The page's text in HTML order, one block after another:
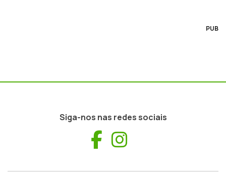
PUB
Siga-nos nas redes sociais
Facebook